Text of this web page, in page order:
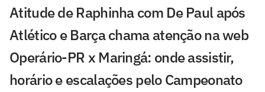
Atitude de Raphinha com De Paul após
Atlético e Barça chama atenção na web
Operário-PR x Maringá: onde assistir,
horário e escalações pelo Campeonato